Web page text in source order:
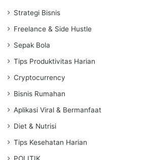
Strategi Bisnis
Freelance & Side Hustle
Sepak Bola
Tips Produktivitas Harian
Cryptocurrency
Bisnis Rumahan
Aplikasi Viral & Bermanfaat
Diet & Nutrisi
Tips Kesehatan Harian
POLITIK